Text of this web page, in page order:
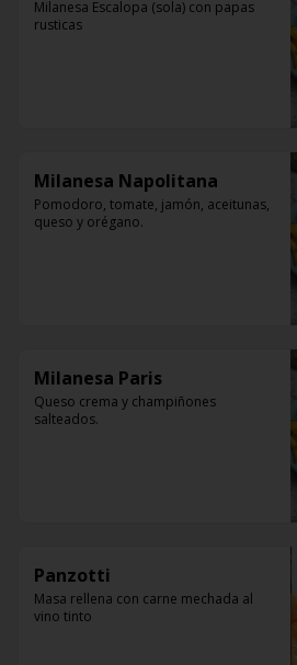
Milanesa Escalopa (sola) con papas
rusticas
Milanesa Napolitana
Pomodoro, tomate, jamón, aceitunas,
queso y orégano.
Milanesa Paris
Queso crema y champiñones
salteados.
Panzotti
Masa rellena con carne mechada al
vino tinto